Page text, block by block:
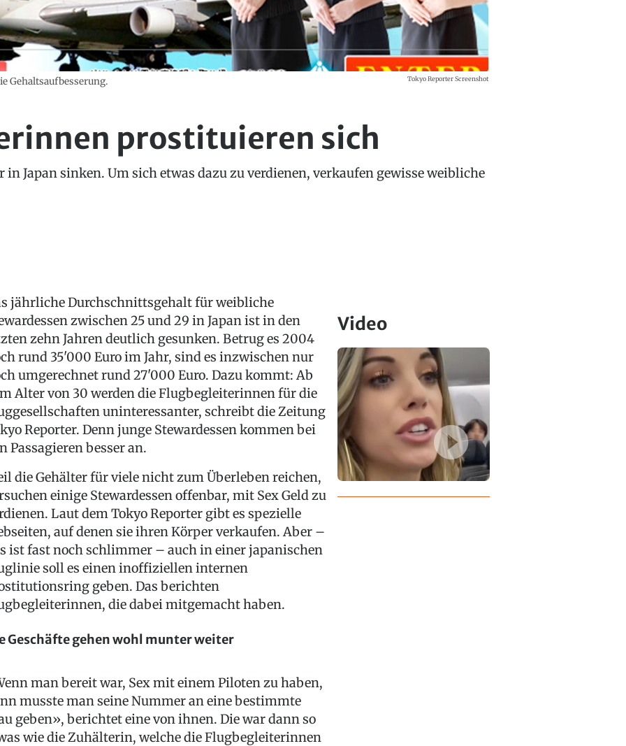
Gehaltsaufbesserung. Tokyo Reporter Screenshot
prostituieren sich
in Japan sinken. Um sich etwas dazu zu verdienen, verkaufen gewisse weibliche
jährliche Durchschnittsgehalt für weibliche
zwischen 25 und 29 in Japan ist in den
zehn Jahren deutlich gesunken. Betrug es 2004
rund 35'000 Euro im Jahr, sind es inzwischen nur
umgerechnet rund 27'000 Euro. Dazu kommt: Ab
Alter von 30 werden die Flugbegleiterinnen für die
uninteressanter, schreibt die Zeitung
Reporter. Denn junge Stewardessen kommen bei
Passagieren besser an.
die Gehälter für viele nicht zum Überleben reichen,
einige Stewardessen offenbar, mit Sex Geld zu
Laut dem Tokyo Reporter gibt es spezielle
auf denen sie ihren Körper verkaufen. Aber –
ist fast noch schlimmer – auch in einer japanischen
soll es einen inoffiziellen internen
geben. Das berichten
die dabei mitgemacht haben.
Geschäfte gehen wohl munter weiter
man bereit war, Sex mit einem Piloten zu haben,
musste man seine Nummer an eine bestimmte
geben», berichtet eine von ihnen. Die war dann so
wie die Zuhälterin, welche die Flugbegleiterinnen
Video